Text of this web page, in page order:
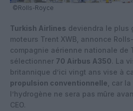
©Rolls-Royce
Turkish Airlines deviendra le plus
moteurs Trent XWB, annonce
compagnie aérienne nationale de
sélectionner 70 Airbus A350. La
britannique d’ici vingt ans vise à
propulsion conventionnelle , car
l’hydrogène ne sera pas mûre
CEO.